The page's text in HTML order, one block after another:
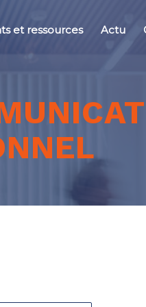
et ressources Actu